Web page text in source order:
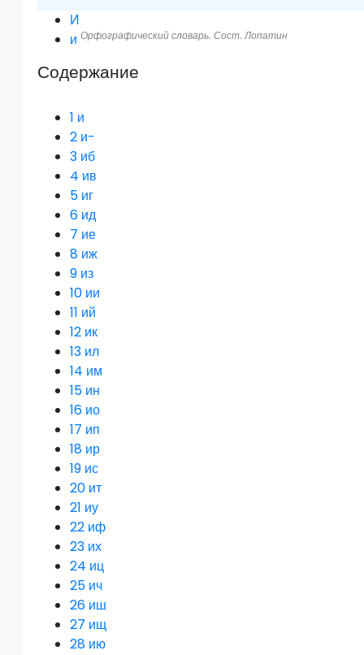
И
и Орфографический словарь. Сост. Лопатин
Содержание
1 и
2 и-
3 иб
4 ив
5 иг
6 ид
7 ие
8 иж
9 из
10 ии
11 ий
12 ик
13 ил
14 им
15 ин
16 ио
17 ип
18 ир
19 ис
20 ит
21 иу
22 иф
23 их
24 иц
25 ич
26 иш
27 ищ
28 ию